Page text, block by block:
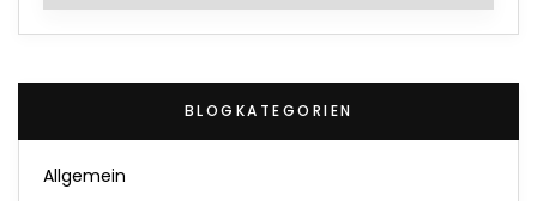
BLOGKATEGORIEN
Allgemein